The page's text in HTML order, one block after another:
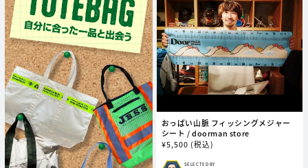
おっぱい山脈 フィッシングメジャー
シート / doorman store
通
価
¥5,500 (税込)
SELECTED BY